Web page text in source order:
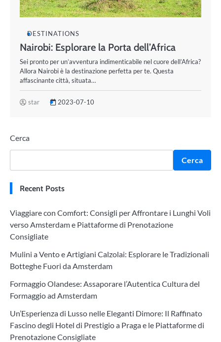
DESTINATIONS
Nairobi: Esplorare la Porta dell’Africa
Sei pronto per un’avventura indimenticabile nel cuore dell’Africa?
Allora Nairobi è la destinazione perfetta per te. Questa
affascinante città, situata…
star 2023-07-10
Cerca
Cerca
Recent Posts
Viaggiare con Comfort: Consigli per Affrontare i Lunghi Voli
verso Amsterdam e Piattaforme di Prenotazione
Consigliate
Mulini a Vento e Artigiani Calzolai: Esplorare le Tradizionali
Botteghe Fuori da Amsterdam
Formaggio Olandese: Assaporare l’Autentica Cultura del
Formaggio ad Amsterdam
Un’Esperienza di Lusso nelle Eleganti Dimore: Il Raffinato
Fascino degli Hotel di Prestigio a Praga e le Piattaforme di
Prenotazione Consigliate